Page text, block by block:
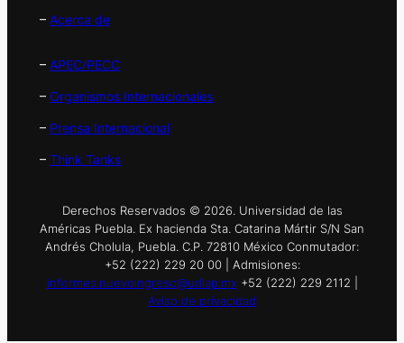
– Acerca de
– APEC/PECC
– Organismos Internacionales
– Prensa Internacional
– Think Tanks
Derechos Reservados © 2026. Universidad de las
Américas Puebla. Ex hacienda Sta. Catarina Mártir S/N San
Andrés Cholula, Puebla. C.P. 72810 México Conmutador:
+52 (222) 229 20 00 | Admisiones:
informes.nuevoingreso@udlap.mx +52 (222) 229 2112 |
Aviso de privacidad